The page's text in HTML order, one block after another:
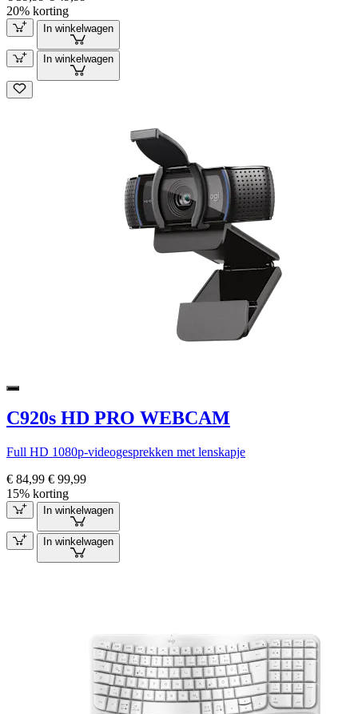
20% korting
In winkelwagen
In winkelwagen
C920s HD PRO WEBCAM
Full HD 1080p-videogesprekken met lenskapje
€ 84,99 € 99,99
15% korting
In winkelwagen
In winkelwagen